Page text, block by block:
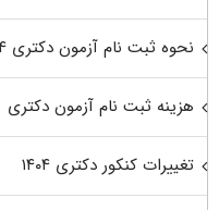
نحوه ثبت نام آزمون دکتری ۱۴۰۴
هزینه ثبت نام آزمون دکتری
تغییرات کنکور دکتری ۱۴۰۴